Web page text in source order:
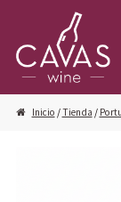
Ir a la navegación
Ir al contenido
Inicio /Tienda /